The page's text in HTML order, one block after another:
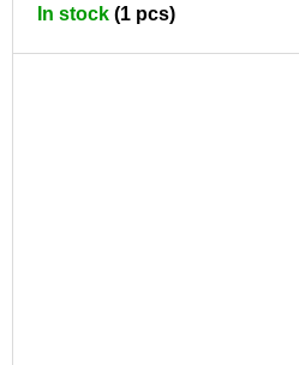
In stock (1 pcs)